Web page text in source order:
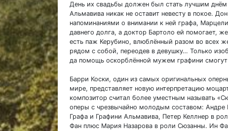
День их свадьбы должен был стать лучшим
Альмавива никак не оставит невесту в покое.
напоминаниями о внимании к ней графа,
давнего долга, а доктор Бартоло ей помогает,
есть паж Керубино, влюблённый разом во всех
рядом с собой, переодев в девушку… Только
да помощь оскорблённой мужем графини смогут
Барри Коски, один из самых оригинальных
мире, представляет новую интерпретацию
композитор считал более уместным называть
оперы с чрезвычайно молодым составом:
Графа и Графини Альмавива, Петер Келлнер в
Фан плюс Мария Назарова в роли Сюзанны. Ин